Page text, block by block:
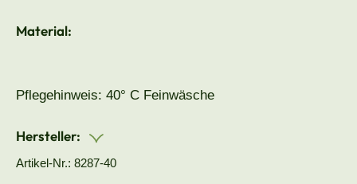
Material:
Pflegehinweis: 40° C Feinwäsche
Hersteller:
Artikel-Nr.: 8287-40